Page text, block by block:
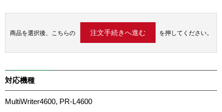
商品を選択後、こちらの を押してください。
対応機種
MultiWriter4600, PR-L4600